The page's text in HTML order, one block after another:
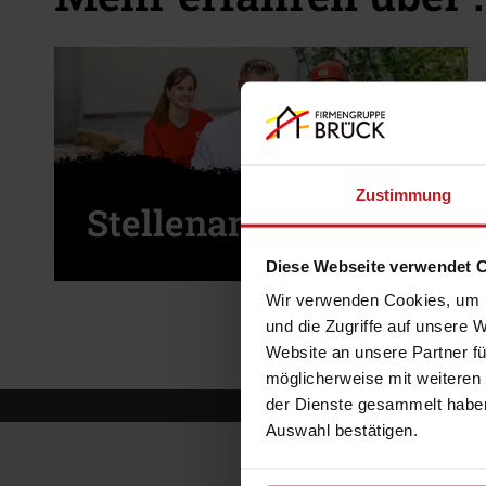
Zustimmung
Diese Webseite verwendet
Wir verwenden Cookies,
und die Zugriffe auf unsere
Website an unsere Partner
möglicherweise mit
der Dienste gesammelt
Auswahl bestätigen.
Stellenangebote